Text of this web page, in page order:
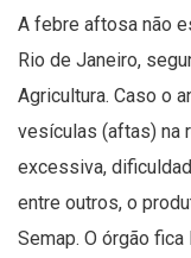
A febre aftosa não
Rio de Janeiro,
Agricultura. Caso o
vesículas (aftas) na
excessiva,
entre outros, o
Semap. O órgão